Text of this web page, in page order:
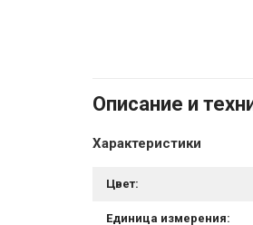
Описание и
Характеристики
Цвет:
Единица измерения: